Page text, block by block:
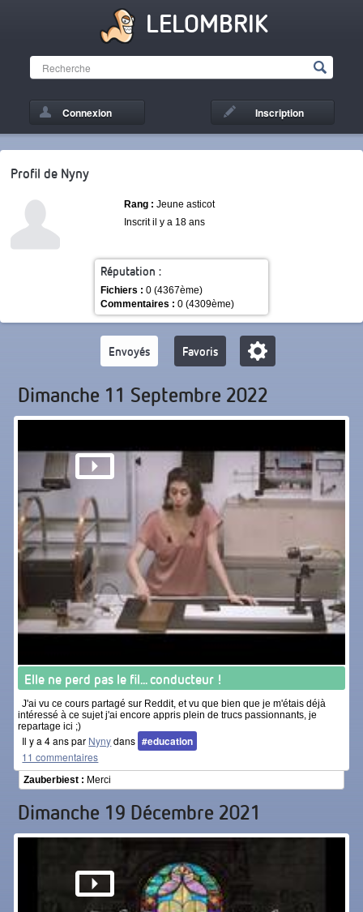
LELOMBRIK
Connexion Inscription
Réputation :
Fichiers : 0 (4367ème)
Commentaires : 0 (4309ème)
Profil de Nyny
Rang : Jeune asticot
Inscrit il y a 18 ans
Envoyés Favoris
Dimanche 11 Septembre 2022
Elle ne perd pas le fil... conducteur !
J'ai vu ce cours partagé sur Reddit, et vu que bien que je m'étais déjà
intéressé à ce sujet j'ai encore appris plein de trucs passionnants, je
repartage ici ;)
Il y a 4 ans par Nynydans #education
11 commentaires
Zauberbiest : Merci
Dimanche 19 Décembre 2021